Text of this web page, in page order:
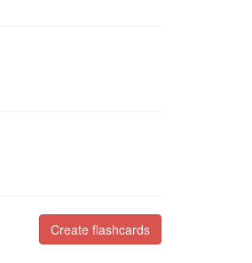
Create flashcards